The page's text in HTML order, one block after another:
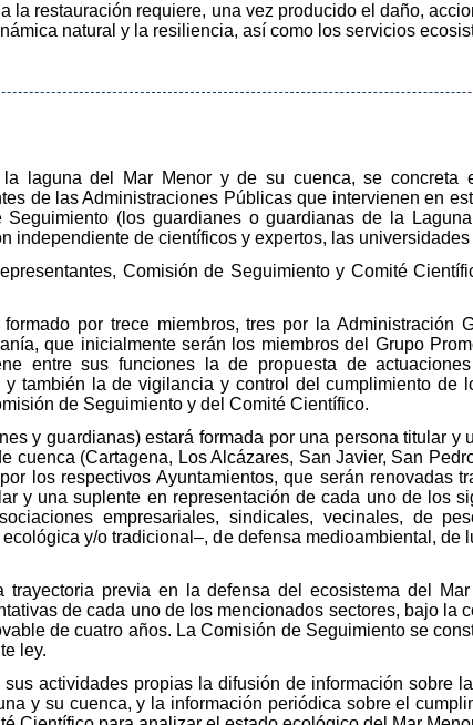
la restauración requiere, una vez producido el daño,
natural y la resiliencia, así como los servicios
laguna del Mar Menor y de su cuenca, se concreta
de las Administraciones Públicas que intervienen en
Seguimiento (los guardianes o guardianas de la
independiente de científicos y expertos, las
Comisión de Seguimiento y Comité
por trece miembros, tres por la Administración
que inicialmente serán los miembros del Grupo
entre sus funciones la de propuesta de
también la de vigilancia y control del cumplimiento de
de Seguimiento y del Comité Científico.
y guardianas) estará formada por una persona titular y
cuenca (Cartagena, Los Alcázares, San Javier, San
los respectivos Ayuntamientos, que serán renovadas
y una suplente en representación de cada uno de los
empresariales, sindicales, vecinales, de
y/o tradicional–, de defensa medioambiental, de
trayectoria previa en la defensa del ecosistema del
de cada uno de los mencionados sectores, bajo la
de cuatro años. La Comisión de Seguimiento se
ley.
actividades propias la difusión de información sobre
y su cuenca, y la información periódica sobre el